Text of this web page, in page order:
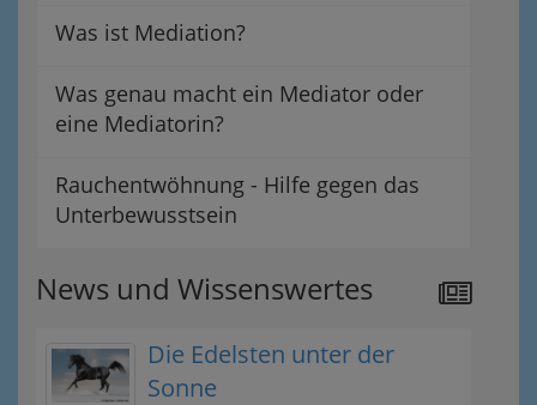
Was ist Mediation?
Was genau macht ein Mediator oder
eine Mediatorin?
Rauchentwöhnung - Hilfe gegen das
Unterbewusstsein
News und Wissenswertes
Die Edelsten unter der
Sonne